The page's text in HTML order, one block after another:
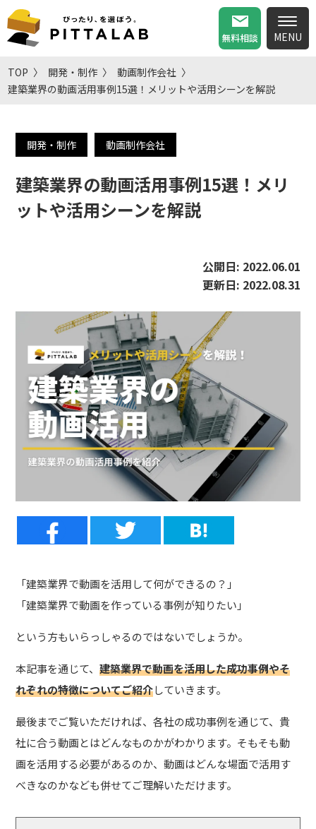
無料相談
TOP 開発・制作
動画制作会社
建築業界の動画活用事例15選！メリットや活用シーンを解説
開発・制作 動画制作会社
建築業界の動画活用事例15選！メリ
ットや活用シーンを解説
公開日: 2022.06.01
更新日: 2022.08.31
「建築業界で動画を活用して何ができるの？」
「建築業界で動画を作っている事例が知りたい」
という方もいらっしゃるのではないでしょうか。
本記事を通じて、建築業界で動画を活用した成功事例やそ
れぞれの特徴についてご紹介していきます。
最後までご覧いただければ、各社の成功事例を通じて、貴
社に合う動画とはどんなものかがわかります。そもそも動
画を活用する必要があるのか、動画はどんな場面で活用す
べきなのかなども併せてご理解いただけます。